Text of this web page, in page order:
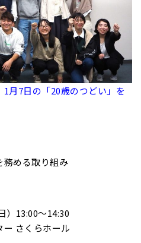
月7日の「20歳のつどい」を
務める取り組み
）13:00～14:30
さくらホール